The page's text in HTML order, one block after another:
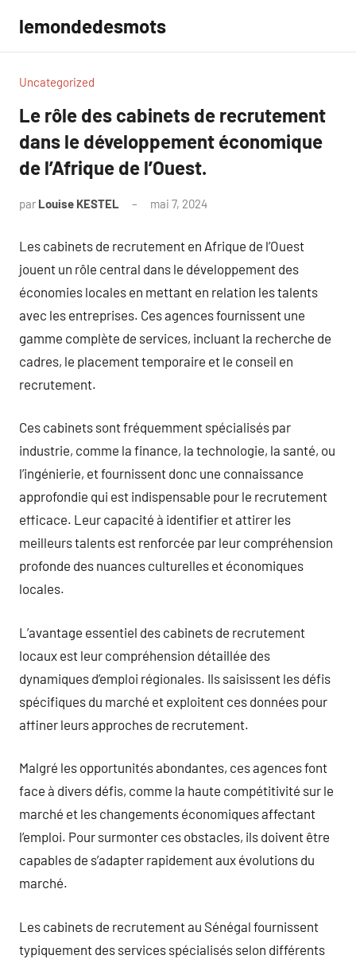
contenu
lemondedesmots
Uncategorized
Le rôle des cabinets de recrutement
dans le développement économique
de l’Afrique de l’Ouest.
par Louise KESTEL mai 7, 2024
Les cabinets de recrutement en Afrique de l’Ouest
jouent un rôle central dans le développement des
économies locales en mettant en relation les talents
avec les entreprises. Ces agences fournissent une
gamme complète de services, incluant la recherche de
cadres, le placement temporaire et le conseil en
recrutement.
Ces cabinets sont fréquemment spécialisés par
industrie, comme la finance, la technologie, la santé, ou
l’ingénierie, et fournissent donc une connaissance
approfondie qui est indispensable pour le recrutement
efficace. Leur capacité à identifier et attirer les
meilleurs talents est renforcée par leur compréhension
profonde des nuances culturelles et économiques
locales.
L’avantage essentiel des cabinets de recrutement
locaux est leur compréhension détaillée des
dynamiques d’emploi régionales. Ils saisissent les défis
spécifiques du marché et exploitent ces données pour
affiner leurs approches de recrutement.
Malgré les opportunités abondantes, ces agences font
face à divers défis, comme la haute compétitivité sur le
marché et les changements économiques affectant
l’emploi. Pour surmonter ces obstacles, ils doivent être
capables de s’adapter rapidement aux évolutions du
marché.
Les cabinets de recrutement au Sénégal fournissent
typiquement des services spécialisés selon différents